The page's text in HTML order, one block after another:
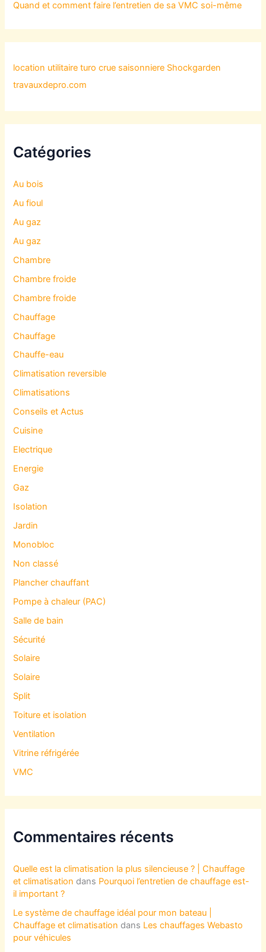
Quand et comment faire l’entretien de sa VMC soi-même
location utilitaire turo crue saisonniere Shockgarden
travauxdepro.com
Catégories
Au bois
Au fioul
Au gaz
Au gaz
Chambre
Chambre froide
Chambre froide
Chauffage
Chauffage
Chauffe-eau
Climatisation reversible
Climatisations
Conseils et Actus
Cuisine
Electrique
Energie
Gaz
Isolation
Jardin
Monobloc
Non classé
Plancher chauffant
Pompe à chaleur (PAC)
Salle de bain
Sécurité
Solaire
Solaire
Split
Toiture et isolation
Ventilation
Vitrine réfrigérée
VMC
Commentaires récents
Quelle est la climatisation la plus silencieuse ? | Chauffage
et climatisation dans Pourquoi l’entretien de chauffage est-
il important ?
Le système de chauffage idéal pour mon bateau |
Chauffage et climatisation dans Les chauffages Webasto
pour véhicules